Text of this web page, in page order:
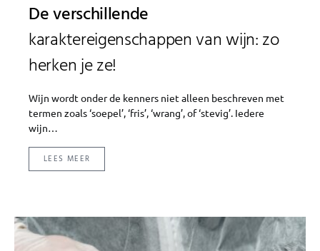
De verschillende
karaktereigenschappen van wijn: zo
herken je ze!
Wijn wordt onder de kenners niet alleen beschreven met
termen zoals ‘soepel’, ‘fris’, ‘wrang’, of ‘stevig’. Iedere
wijn…
LEES MEER